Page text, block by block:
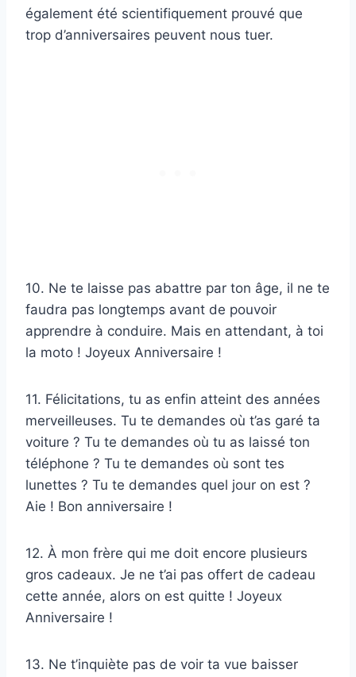
également été scientifiquement prouvé que
trop d’anniversaires peuvent nous tuer.
10. Ne te laisse pas abattre par ton âge, il ne te
faudra pas longtemps avant de pouvoir
apprendre à conduire. Mais en attendant, à toi
la moto ! Joyeux Anniversaire !
11. Félicitations, tu as enfin atteint des années
merveilleuses. Tu te demandes où t’as garé ta
voiture ? Tu te demandes où tu as laissé ton
téléphone ? Tu te demandes où sont tes
lunettes ? Tu te demandes quel jour on est ?
Aie ! Bon anniversaire !
12. À mon frère qui me doit encore plusieurs
gros cadeaux. Je ne t’ai pas offert de cadeau
cette année, alors on est quitte ! Joyeux
Anniversaire !
13. Ne t’inquiète pas de voir ta vue baisser